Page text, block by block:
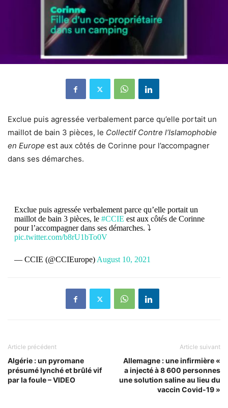
Exclue puis agressée verbalement parce qu’elle portait un
maillot de bain 3 pièces, le Collectif Contre l’Islamophobie
en Europe est aux côtés de Corinne pour l’accompagner
dans ses démarches.
Exclue puis agressée verbalement parce qu’elle portait un
maillot de bain 3 pièces, le #CCIE est aux côtés de Corinne
pour l’accompagner dans ses démarches. ⤵
pic.twitter.com/b8rU1bTo0V
— CCIE (@CCIEurope) August 10, 2021
Article précédent
Algérie : un pyromane
présumé lynché et brûlé vif
par la foule – VIDEO
Article suivant
Allemagne : une infirmière «
a injecté à 8 600 personnes
une solution saline au lieu du
vaccin Covid-19 »